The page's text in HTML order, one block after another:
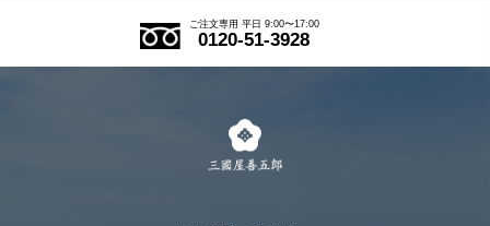
式部の香りシリーズ
ご注文専用 平日 9:00〜17:00
0120-51-3928